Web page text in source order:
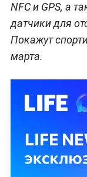
NFC и GPS, а
датчики для
Покажут
марта.